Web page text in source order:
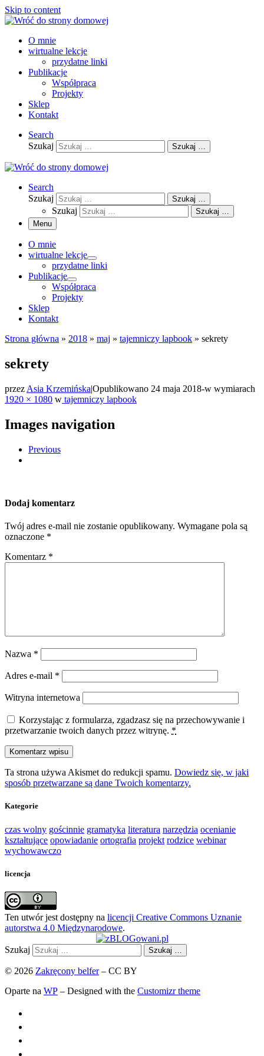
Skip to content
O mnie
wirtualne lekcje
przydatne linki
Publikacje
Współpraca
Projekty
Sklep
Kontakt
Search
Szukaj
Szukaj …
Search
Szukaj
Szukaj …
Szukaj
Szukaj …
Menu
O mnie
wirtualne lekcje
przydatne linki
Publikacje
Współpraca
Projekty
Sklep
Kontakt
Strona główna » 2018 » maj » tajemniczy lapbook » sekrety
sekrety
przez Asia Krzemińska|Opublikowano 24 maja 2018-w wymiarach
1920 × 1080 w tajemniczy lapbook
Images navigation
Previous
Dodaj komentarz
Twój adres e-mail nie zostanie opublikowany. Wymagane pola są
oznaczone *
Komentarz *
Nazwa *
Adres e-mail *
Witryna internetowa
Korzystając z formularza, zgadzasz się na przechowywanie i
przetwarzanie twoich danych przez witrynę. *
Ta strona używa Akismet do redukcji spamu. Dowiedz się, w jaki
sposób przetwarzane są dane Twoich komentarzy.
Kategorie
czas wolny gościnnie gramatyka literatura narzędzia ocenianie
kształtujące opowiadanie ortografia projekt rodzice webinar
wychowawczo
licencja
Ten utwór jest dostępny na licencji Creative Commons Uznanie
autorstwa 4.0 Międzynarodowe.
Szukaj Szukaj …
© 2026 Zakręcony belfer– CC BY
Oparte na WP – Designed with the Customizr theme